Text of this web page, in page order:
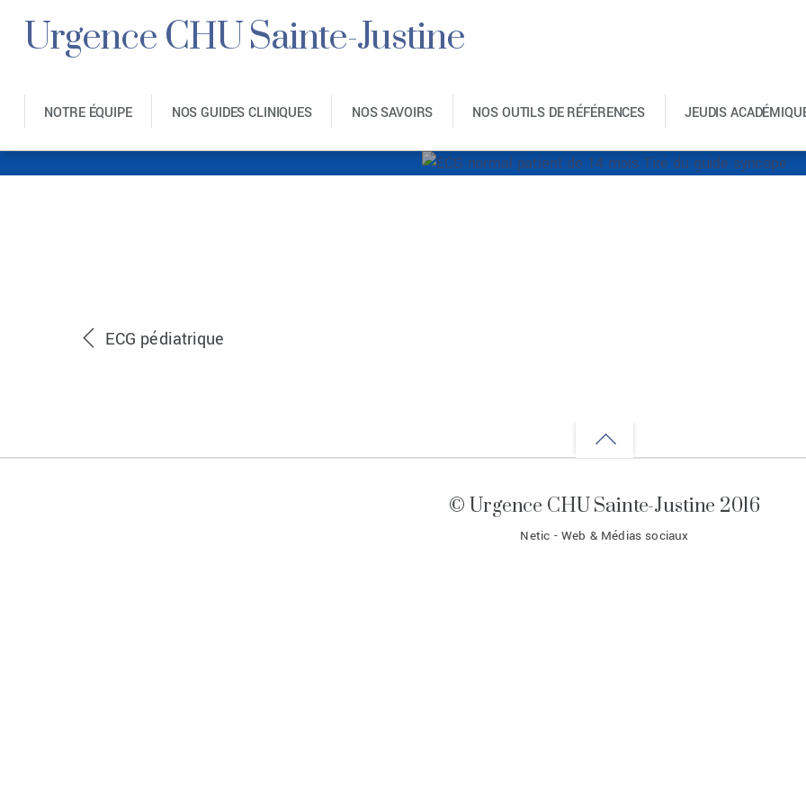
Urgence CHU Sainte-Justine
NOTRE ÉQUIPE NOS GUIDES CLINIQUES NOS SAVOIRS NOS OUTILS DE RÉFÉRENCES JEUDIS
ECG pédiatrique
Back
top
© Urgence CHU Sainte-Justine 2016
Netic - Web & Médias sociaux